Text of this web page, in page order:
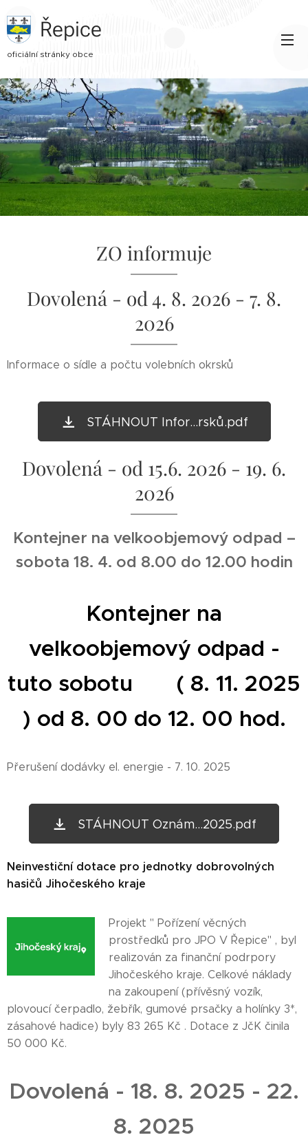
Řepice
oficiální stránky obce
ZO informuje
Dovolená - od 4. 8. 2026 - 7. 8.
2026
Informace o sídle a počtu volebních okrsků
STÁHNOUT Infor...rsků.pdf
Dovolená - od 15.6. 2026 - 19. 6.
2026
Kontejner na velkoobjemový odpad –
sobota 18. 4. od 8.00 do 12.00 hodin
Kontejner na
velkoobjemový odpad -
tuto sobotu ( 8. 11. 2025
) od 8. 00 do 12. 00 hod.
Přerušení dodávky el. energie - 7. 10. 2025
STÁHNOUT Oznám...2025.pdf
Neinvestiční dotace pro jednotky dobrovolných
hasičů Jihočeského kraje
Projekt " Pořízení věcných
prostředků pro JPO V Řepice" , byl
realizován za finanční podrpory
Jihočeského kraje. Celkové náklady
na zakoupení (přívěsný vozík,
plovoucí čerpadlo, žebřík, gumové prsačky a holínky 3*,
zásahové hadice) byly 83 265 Kč . Dotace z JčK činila
50 000 Kč.
Dovolená - 18. 8. 2025 - 22.
8. 2025